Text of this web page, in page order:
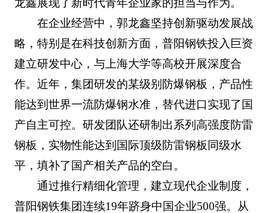
龙鑫展现了新时代青年企业家的担当与作为。
在企业经营中，郭龙鑫坚持创新驱动发展战
略，特别是在科技创新方面，普阳钢铁投入巨资
建立研发中心，与上海大学等高校开展深度合
作。近年，集团研发的某级别防爆钢板，产品性
能达到世界一流防爆钢水准，替代进口实现了国
产自主可控。研发团队还研制出系列高强度防雷
钢板，实物性能达到国际顶级防雷钢板同级水
平，填补了国产相关产品的空白。
通过推行精细化管理，建立现代企业制度，
普阳钢铁集团连续19年跻身中国企业500强。从